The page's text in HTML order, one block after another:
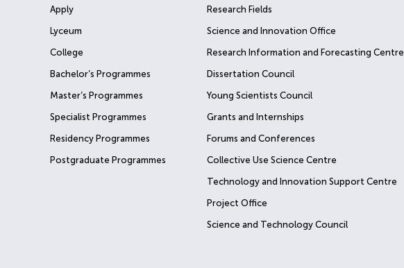
Apply
Lyceum
College
Bachelor’s Programmes
Master’s Programmes
Specialist Programmes
Residency Programmes
Postgraduate Programmes
Research Fields
Science and Innovation Office
Research Information and Forecasting Centre
Dissertation Council
Young Scientists Council
Grants and Internships
Forums and Conferences
Collective Use Science Centre
Technology and Innovation Support Centre
Project Office
Science and Technology Council